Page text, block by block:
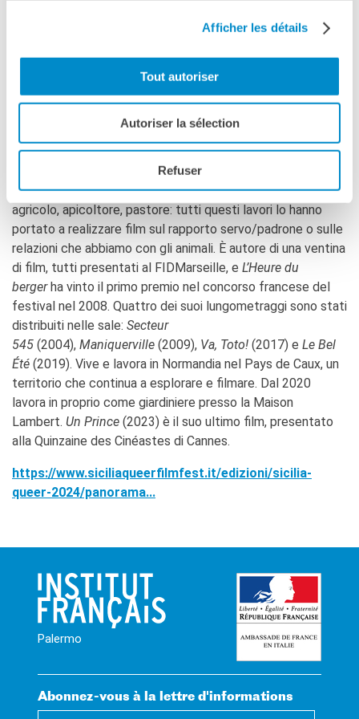
Afficher les détails
Tout autoriser
Autoriser la sélection
Refuser
in sintonia con la natura. L’incontro tra i corpi desideranti
esclude il dialogo mentre le voci fuori campo – qui di
dicono qualcos’altro, creano una dissonanza e affrontano
l’oscurità delle storie dei corpi che si intrecciano come
piante lussureggianti che chiedono solo di crescere senza
Pierre Creton
Nato nel 1966 a Seine Maritime, è artista e regista. Ha
studiato all’École des Beaux-Arts di Le Havre. Bracciante
agricolo, apicoltore, pastore: tutti questi lavori lo hanno
portato a realizzare film sul rapporto servo/padrone o sulle
relazioni che abbiamo con gli animali. È autore di una ventina
di film, tutti presentati al FIDMarseille, e L’Heure du
bergerha vinto il primo premio nel concorso francese del
festival nel 2008. Quattro dei suoi lungometraggi sono stati
distribuiti nelle sale: Secteur
545 (2004), Maniquerville (2009), Va, Toto! (2017) e Le Bel
Été (2019). Vive e lavora in Normandia nel Pays de Caux, un
territorio che continua a esplorare e filmare. Dal 2020
lavora in proprio come giardiniere presso la Maison
Lambert. Un Prince (2023) è il suo ultimo film, presentato
alla Quinzaine des Cinéastes di Cannes.
https://www.siciliaqueerfilmfest.it/edizioni/sicilia-
queer-2024/panorama...
Palermo
Abonnez-vous à la lettre d'informations